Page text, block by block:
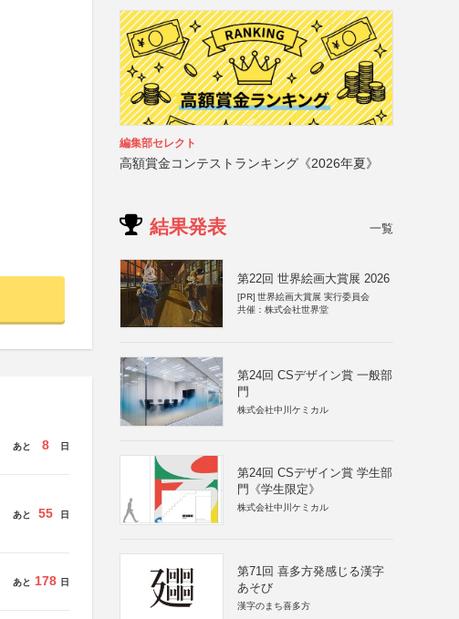
あと 8 日
あと 55 日
あと 178 日
編集部セレクト
高額賞金コンテストランキング《2026年夏》
結果発表 一覧
第22回 世界絵画大賞展 2026
[PR] 世界絵画大賞展 実行委員会
共催：株式会社世界堂
第24回 CSデザイン賞 一般部
門
株式会社中川ケミカル
第24回 CSデザイン賞 学生部
門《学生限定》
株式会社中川ケミカル
第71回 喜多方発感じる漢字
あそび
漢字のまち喜多方